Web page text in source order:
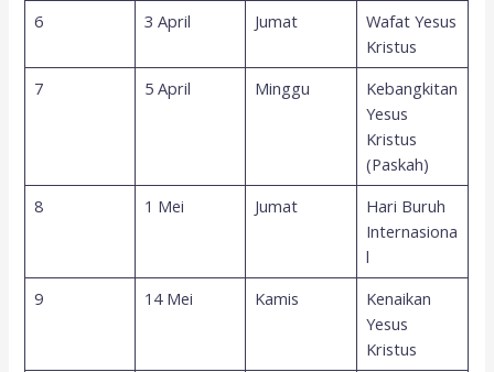
6
3 April Jumat
Wafat Yesus
Kristus
7
5 April Minggu
Kebangkitan
Yesus
Kristus
(Paskah)
8
1 Mei Jumat
Hari Buruh
Internasiona
l
9
14 Mei Kamis
Kenaikan
Yesus
Kristus